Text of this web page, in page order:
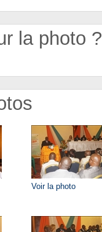
la photo ?
Voir la photo